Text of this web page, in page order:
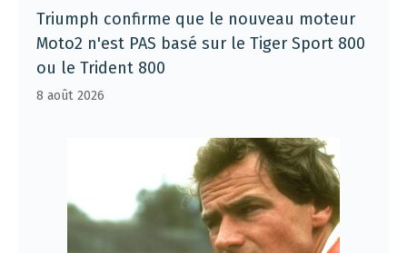
Triumph confirme que le nouveau moteur
Moto2 n'est PAS basé sur le Tiger Sport 800
ou le Trident 800
8 août 2026